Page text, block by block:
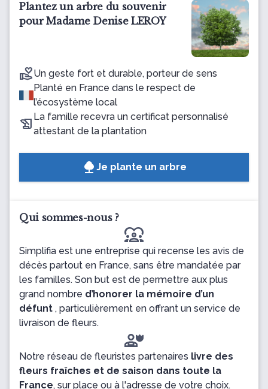
Plantez un arbre du souvenir
pour Madame Denise LEROY
Un geste fort et durable, porteur de sens
Planté en France dans le respect de
l’écosystème local
La famille recevra un certificat personnalisé
attestant de la plantation
Je plante un arbre
Qui sommes-nous ?
diversity_1
Simplifia est une entreprise qui recense les avis de
décès partout en France, sans être mandatée par
les familles. Son but est de permettre aux plus
grand nombre d’honorer la mémoire d’un
défunt , particulièrement en offrant un service de
livraison de fleurs.
Notre réseau de fleuristes partenaires livre des
fleurs fraîches et de saison dans toute la
France, sur place ou à l'adresse de votre choix.